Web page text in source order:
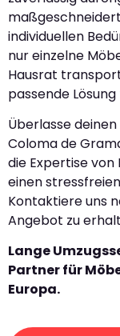
individuellen
nur einzelne
Hausrat
passende
Überlasse
Coloma de
die Expertise von
einen
Kontaktiere uns
Angebot zu
Lange
Partner für
Europa.